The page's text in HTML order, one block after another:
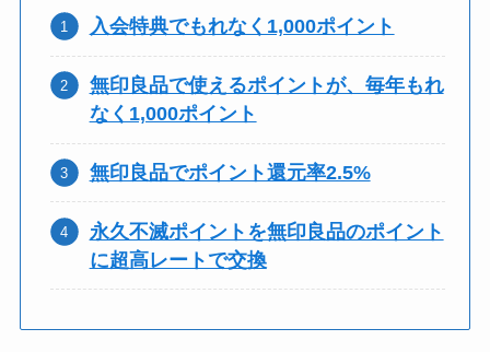
入会特典でもれなく1,000ポイント
無印良品で使えるポイントが、毎年もれ
なく1,000ポイント
無印良品でポイント還元率2.5%
永久不滅ポイントを無印良品のポイント
に超高レートで交換